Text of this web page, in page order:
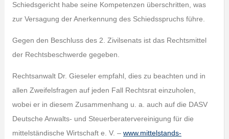
Schiedsgericht habe seine Kompetenzen überschritten, was
zur Versagung der Anerkennung des Schiedsspruchs führe.
Gegen den Beschluss des 2. Zivilsenats ist das Rechtsmittel
der Rechtsbeschwerde gegeben.
Rechtsanwalt Dr. Gieseler empfahl, dies zu beachten und in
allen Zweifelsfragen auf jeden Fall Rechtsrat einzuholen,
wobei er in diesem Zusammenhang u. a. auch auf die DASV
Deutsche Anwalts- und Steuerberatervereinigung für die
mittelständische Wirtschaft e. V. – www.mittelstands-